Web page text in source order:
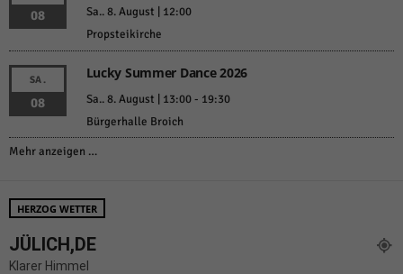
08
Sa.. 8. August | 12:00
Propsteikirche
SA.
08
Lucky Summer Dance 2026
Sa.. 8. August | 13:00- 19:30
Bürgerhalle Broich
Mehr anzeigen …
HERZOG WETTER
JÜLICH,DE
Klarer Himmel